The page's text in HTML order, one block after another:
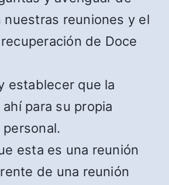
nuestras reuniones y el
de Doce
establecer que la
para su propia
esta es una reunión
de una reunión